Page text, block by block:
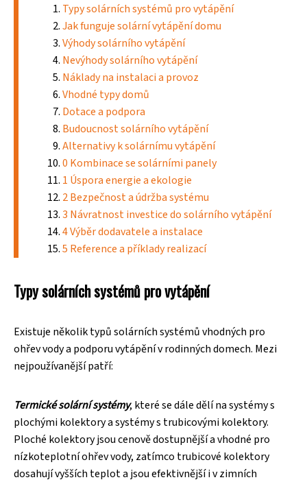
Typy solárních systémů pro vytápění
Jak funguje solární vytápění domu
Výhody solárního vytápění
Nevýhody solárního vytápění
Náklady na instalaci a provoz
Vhodné typy domů
Dotace a podpora
Budoucnost solárního vytápění
Alternativy k solárnímu vytápění
0 Kombinace se solárními panely
1 Úspora energie a ekologie
2 Bezpečnost a údržba systému
3 Návratnost investice do solárního vytápění
4 Výběr dodavatele a instalace
5 Reference a příklady realizací
Typy solárních systémů pro vytápění
Existuje několik typů solárních systémů vhodných pro
ohřev vody a podporu vytápění v rodinných domech. Mezi
nejpoužívanější patří:
Termické solární systémy, které se dále dělí na systémy s
plochými kolektory a systémy s trubicovými kolektory.
Ploché kolektory jsou cenově dostupnější a vhodné pro
nízkoteplotní ohřev vody, zatímco trubicové kolektory
dosahují vyšších teplot a jsou efektivnější i v zimních